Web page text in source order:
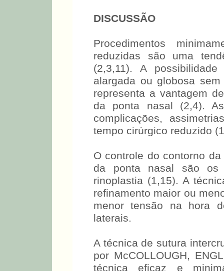
DISCUSSÃO
Procedimentos
reduzidas são uma
(2,3,11). A
alargada ou globosa
representa a vantagem
da ponta nasal (2,4).
complicações,
tempo cirúrgico reduzido
O controle do contorno
da ponta nasal são os
rinoplastia (1,15). A
refinamento maior ou
menor tensão na hora
laterais.
A técnica de sutura
por McCOLLOUGH,
técnica eficaz e